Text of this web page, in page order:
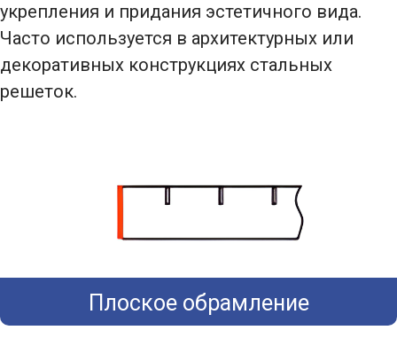
укрепления и придания эстетичного вида.
Часто используется в архитектурных или
декоративных конструкциях стальных
решеток.
Плоское обрамление